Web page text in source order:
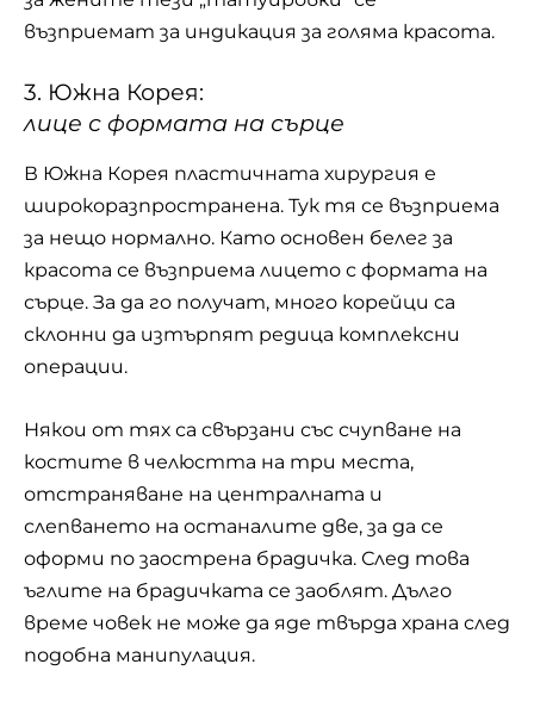
възприемат за индикация за голяма красота.
3. Южна Корея:
лице с формата на сърце
В Южна Корея пластичната хирургия е
широкоразпространена. Тук тя се възприема
за нещо нормално. Като основен белег за
красота се възприема лицето с формата на
сърце. За да го получат, много корейци са
склонни да изтърпят редица комплексни
операции.
Някои от тях са свързани със счупване на
костите в челюстта на три места,
отстраняване на централната и
слепването на останалите две, за да се
оформи по заострена брадичка. След това
ъглите на брадичката се заоблят. Дълго
време човек не може да яде твърда храна след
подобна манипулация.